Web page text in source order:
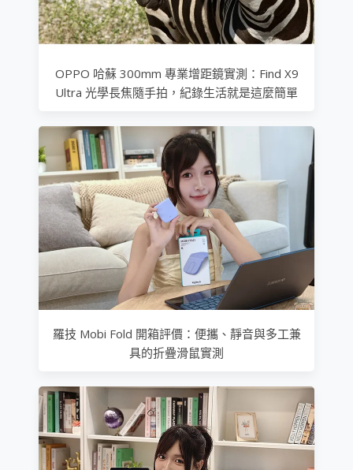
OPPO 哈蘇 300mm 專業增距鏡實測：Find X9
Ultra 光學長焦隨手拍，紀錄生活就是這麼簡單
羅技 Mobi Fold 開箱評價：便攜、靜音與多工兼
具的折疊滑鼠實測